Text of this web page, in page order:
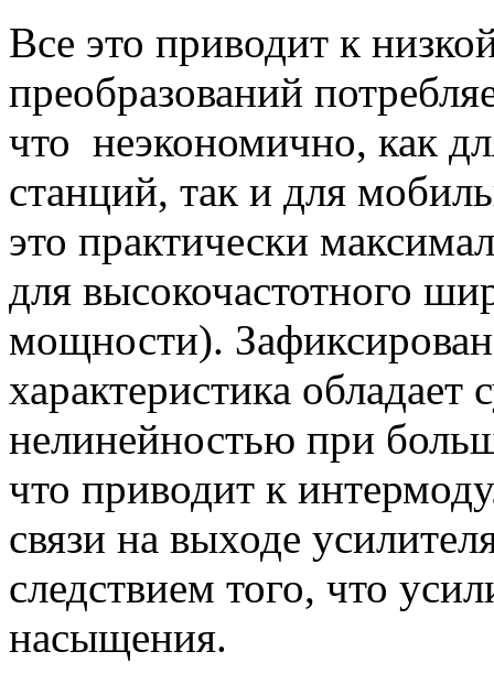
Все это приводит к
преобразований
что неэкономично, как
станций, так и для
это практически
для высокочастотного
мощности).
характеристика обладает
нелинейностью при
что приводит к
связи на выходе
следствием того, что
насыщения.